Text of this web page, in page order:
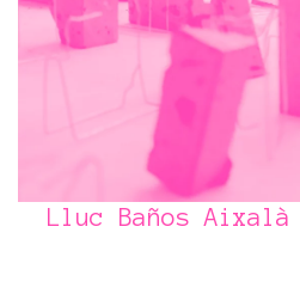
Lluc Baños Aixalà